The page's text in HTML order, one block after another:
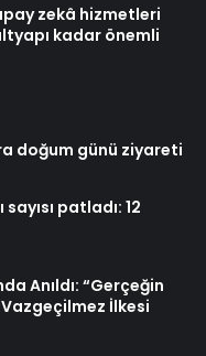
zekâ hizmetleri
kadar önemli
doğum günü ziyareti
patladı: 12
Anıldı: “Gerçeğin
İlkesi